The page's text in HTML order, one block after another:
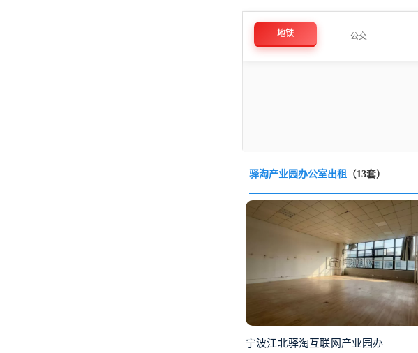
地铁 公交
驿淘产业园办公室出租 （13套）
宁波江北驿淘互联网产业园办